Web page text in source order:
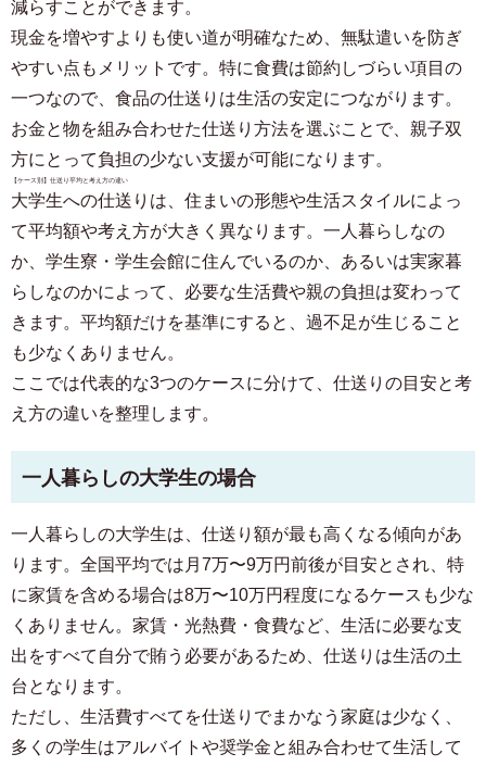
減らすことができます。
現金を増やすよりも使い道が明確なため、無駄遣いを防ぎ
やすい点もメリットです。特に食費は節約しづらい項目の
一つなので、食品の仕送りは生活の安定につながります。
お金と物を組み合わせた仕送り方法を選ぶことで、親子双
方にとって負担の少ない支援が可能になります。
【ケース別】仕送り平均と考え方の違い
大学生への仕送りは、住まいの形態や生活スタイルによっ
て平均額や考え方が大きく異なります。一人暮らしなの
か、学生寮・学生会館に住んでいるのか、あるいは実家暮
らしなのかによって、必要な生活費や親の負担は変わって
きます。平均額だけを基準にすると、過不足が生じること
も少なくありません。
ここでは代表的な3つのケースに分けて、仕送りの目安と考
え方の違いを整理します。
一人暮らしの大学生の場合
一人暮らしの大学生は、仕送り額が最も高くなる傾向があ
ります。全国平均では月7万〜9万円前後が目安とされ、特
に家賃を含める場合は8万〜10万円程度になるケースも少な
くありません。家賃・光熱費・食費など、生活に必要な支
出をすべて自分で賄う必要があるため、仕送りは生活の土
台となります。
ただし、生活費すべてを仕送りでまかなう家庭は少なく、
多くの学生はアルバイトや奨学金と組み合わせて生活して